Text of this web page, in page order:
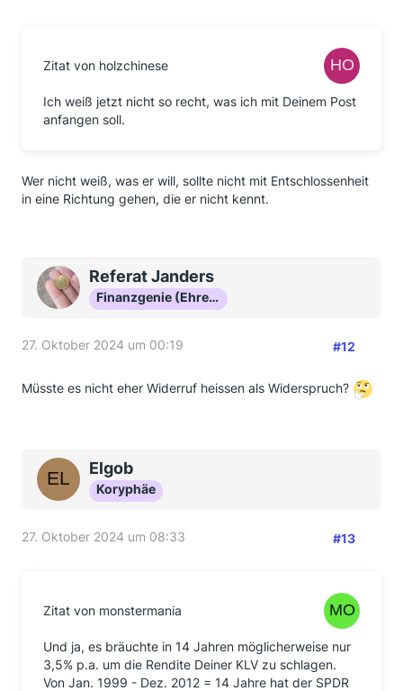
Zitat von holzchinese
Ich weiß jetzt nicht so recht, was ich mit Deinem Post
anfangen soll.
Wer nicht weiß, was er will, sollte nicht mit Entschlossenheit
in eine Richtung gehen, die er nicht kennt.
Referat Janders
Finanzgenie (Ehrenmitglied)
27. Oktober 2024 um 00:19 #12
Müsste es nicht eher Widerruf heissen als Widerspruch?
Elgob
Koryphäe
27. Oktober 2024 um 08:33 #13
Zitat von monstermania
Und ja, es bräuchte in 14 Jahren möglicherweise nur
3,5% p.a. um die Rendite Deiner KLV zu schlagen.
Von Jan. 1999 - Dez. 2012 = 14 Jahre hat der SPDR